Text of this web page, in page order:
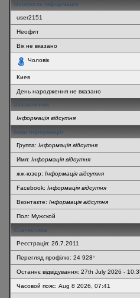
Особиста інформація
user2151
Неофит
Вік не вказано
Чоловік
Киев
День народження не вказано
Захоплення
Інформація відсутня
Інша інформація
Группа: Інформація відсутня
Имя: Інформація відсутня
жж-юзер: Інформація відсутня
Facebook: Інформація відсутня
Вконтакте: Інформація відсутня
Пол: Мужской
Статистика
Реєстрація: 26.7.2011
Перегляд профілю: 24 928*
Останнє відвідування: 27th July 2026 -
Часовой пояс: Aug 8 2026, 07:41